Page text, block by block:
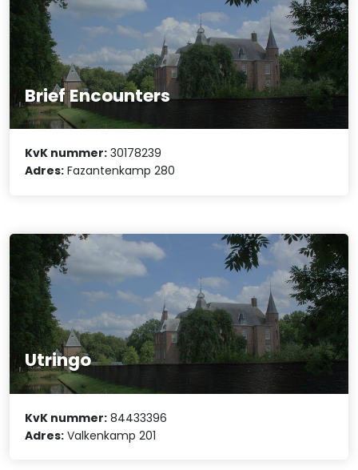
Brief Encounters
KvK nummer: 30178239
Adres: Fazantenkamp 280
Utringo
KvK nummer: 84433396
Adres: Valkenkamp 201